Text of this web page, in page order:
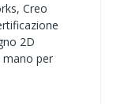
Creo
2D
mano per